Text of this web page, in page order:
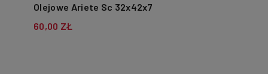
Olejowe Ariete Sc 32x42x7
60,00 ZŁ